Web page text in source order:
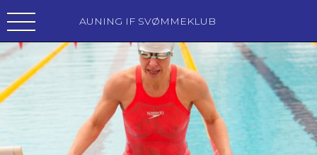
AUNING IF SVØMMEKLUB